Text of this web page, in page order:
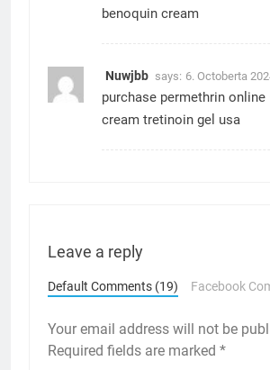
benoquin cream
Nuwjbb says: 6. Octoberta
purchase permethrin online
cream tretinoin gel usa
Leave a reply
Default Comments (19) Facebook
Your email address will not be
Required fields are marked *